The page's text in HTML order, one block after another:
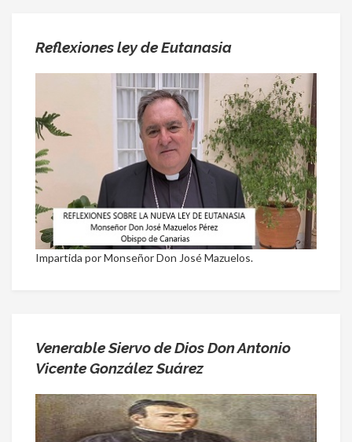
Reflexiones ley de Eutanasia
Impartida por Monseñor Don José Mazuelos.
Venerable Siervo de Dios Don Antonio
Vicente González Suárez